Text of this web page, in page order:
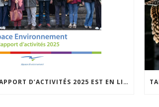
NOTRE RAPPORT D’ACTIVITÉS 2025 EST EN LIGNE